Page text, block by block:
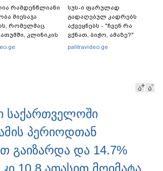
რამდენწლიანი
მიესაჯა
რომელმაც
კლინიკის
გააჩინა,
სუს-ი ფარულად
გადაღებულ კადრებს
აქვეყნებს - "ჩვენ რა
ვქნათ, ბიჭო, ამაზე?"
palitravideo.ge
ა ა
საქართველოში
პერიოდთან
გაიზარდა და 14.7%